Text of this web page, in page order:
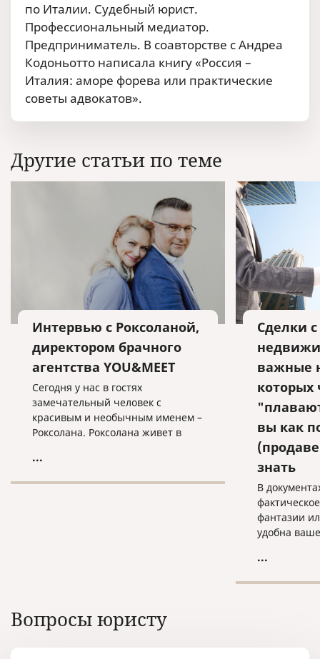
по Италии. Судебный юрист.
Профессиональный медиатор.
Предприниматель. В соавторстве с Андреа
Кодоньотто написала книгу «Россия –
Италия: аморе форева или практические
советы адвокатов».
Другие статьи по теме
Интервью с Роксоланой,
директором брачного
агентства YOU&MEET
Сегодня у нас в гостях
замечательный человек с
красивым и необычным именем –
Роксолана. Роксолана живет в
итальянец. Когда-то совершенно
...
Сделки с
важные
которых
вы как
знать
В
фантазии
удобна
...
Вопросы юристу